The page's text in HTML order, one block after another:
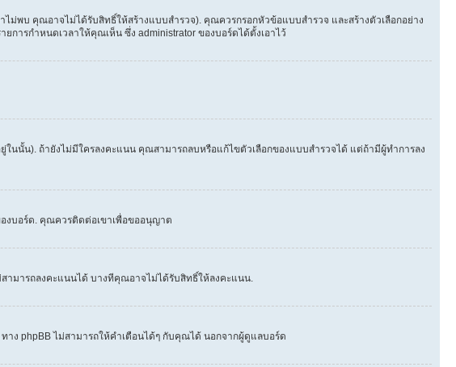
บ คุณอาจไม่ได้รับสิทธิ์ให้สร้างแบบสำรวจ). คุณควรกรอกหัวข้อแบบสำรวจ และสร้างตัวเลือกอย่าง
การกำหนดเวลาให้คุณเห็น ซึ่ง administrator ของบอร์ดได้ตั้งเอาไว้
นั้น). ถ้ายังไม่มีใครลงคะแนน คุณสามารถลบหรือแก้ไขตัวเลือกของแบบสำรวจได้ แต่ถ้ามีผู้ทำการลง
งบอร์ด. คุณควรติดต่อเขาเพื่อขออนุญาต
มารถลงคะแนนได้ บางทีคุณอาจไม่ได้รับสิทธิ์ให้ลงคะแนน.
phpBB ไม่สามารถให้คำเตือนได้ๆ กับคุณได้ นอกจากผู้ดูแลบอร์ด